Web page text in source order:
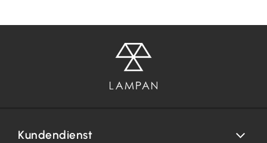
Kundendienst